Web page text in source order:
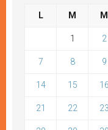
L M M
1 2
7 8 9
14 15 16
21 22 23